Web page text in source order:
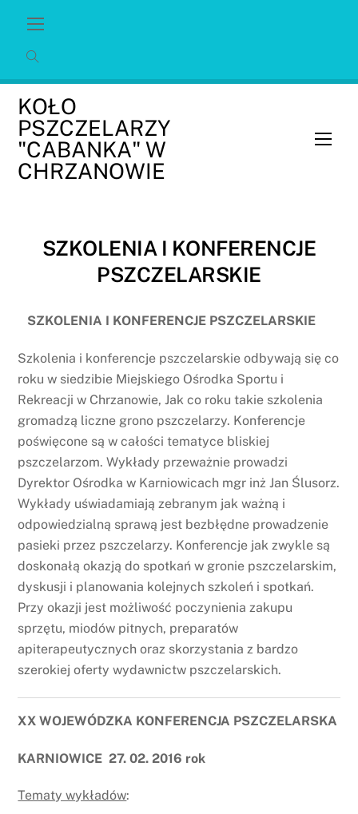
content
Menu
KOŁO
PSZCZELARZY
"CABANKA" W
CHRZANOWIE
SZKOLENIA I KONFERENCJE
PSZCZELARSKIE
SZKOLENIA I KONFERENCJE PSZCZELARSKIE
Szkolenia i konferencje pszczelarskie odbywają się co
roku w siedzibie Miejskiego Ośrodka Sportu i
Rekreacji w Chrzanowie, Jak co roku takie szkolenia
gromadzą liczne grono pszczelarzy. Konferencje
poświęcone są w całości tematyce bliskiej
pszczelarzom. Wykłady przeważnie prowadzi
Dyrektor Ośrodka w Karniowicach mgr inż Jan Ślusorz.
Wykłady uświadamiają zebranym jak ważną i
odpowiedzialną sprawą jest bezbłędne prowadzenie
pasieki przez pszczelarzy. Konferencje jak zwykle są
doskonałą okazją do spotkań w gronie pszczelarskim,
dyskusji i planowania kolejnych szkoleń i spotkań.
Przy okazji jest możliwość poczynienia zakupu
sprzętu, miodów pitnych, preparatów
apiterapeutycznych oraz skorzystania z bardzo
szerokiej oferty wydawnictw pszczelarskich.
XX WOJEWÓDZKA KONFERENCJA PSZCZELARSKA
KARNIOWICE 27. 02. 2016 rok
Tematy wykładów: